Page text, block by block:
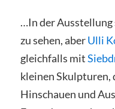
…In der
zu sehen, aberUlli
gleichfalls mit
kleinen Skulpturen,
Hinschauen und